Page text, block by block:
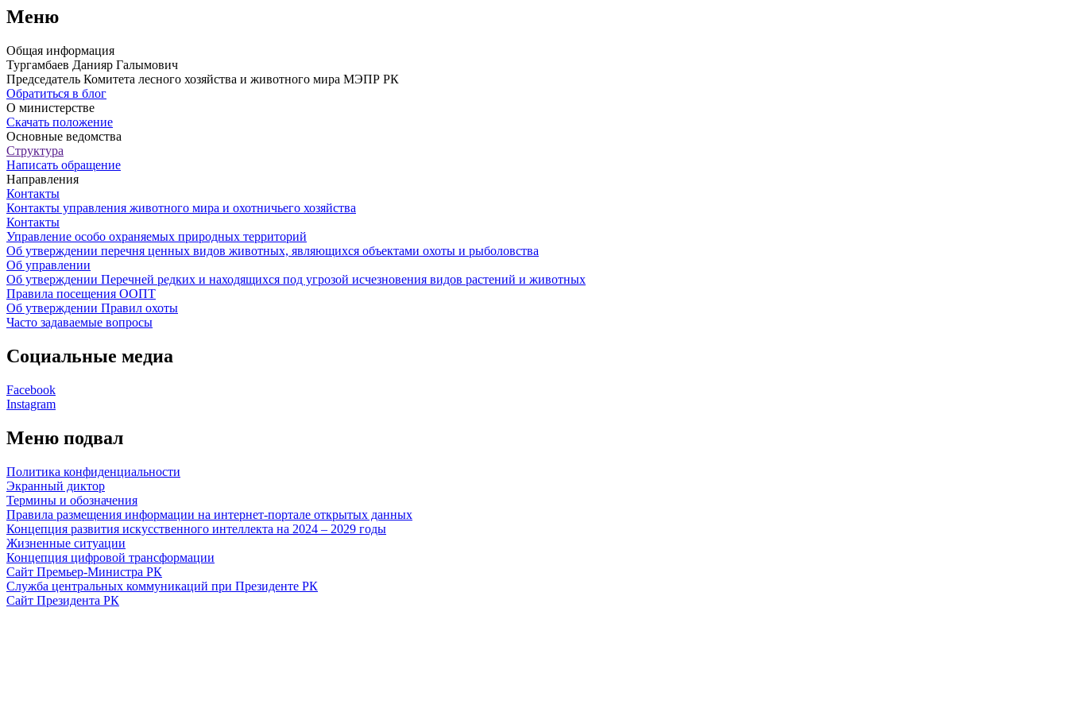
Меню
Общая информация
Тургамбаев Данияр Галымович
Председатель Комитета лесного хозяйства и животного мира МЭПР РК
Обратиться в блог
О министерстве
Скачать положение
Основные ведомства
Структура
Написать обращение
Направления
Контакты
Контакты управления животного мира и охотничьего хозяйства
Контакты
Управление особо охраняемых природных территорий
Об утверждении перечня ценных видов животных, являющихся объектами охоты и рыболовства
Об управлении
Об утверждении Перечней редких и находящихся под угрозой исчезновения видов растений и животных
Правила посещения ООПТ
Об утверждении Правил охоты
Часто задаваемые вопросы
Социальные медиа
Facebook
Instagram
Меню подвал
Политика конфиденциальности
Экранный диктор
Термины и обозначения
Правила размещения информации на интернет-портале открытых данных
Концепция развития искусственного интеллекта на 2024 – 2029 годы
Жизненные ситуации
Концепция цифровой трансформации
Сайт Премьер-Министра РК
Служба центральных коммуникаций при Президенте РК
Сайт Президента РК